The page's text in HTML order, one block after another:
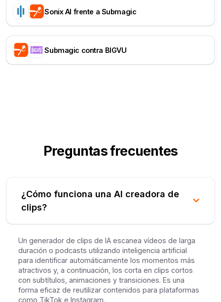
Sonix AI frente a Submagic
Submagic contra BIGVU
Preguntas frecuentes
¿Cómo funciona una AI creadora de
clips?
Un generador de clips de IA escanea vídeos de larga
duración o podcasts utilizando inteligencia artificial
para identificar automáticamente los momentos más
atractivos y, a continuación, los corta en clips cortos
con subtítulos, animaciones y transiciones. Es una
forma eficaz de reutilizar contenidos para plataformas
como TikTok e Instagram.